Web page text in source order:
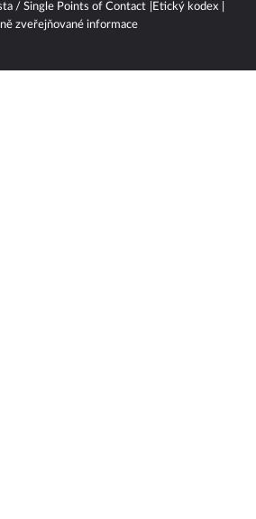
/ Single Points of Contact
Etický kodex
zveřejňované informace